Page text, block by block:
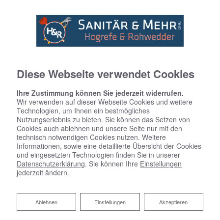
Fördermittel für barrierefreie
Bäder
Diese Webseite verwendet Cookies
Ihre Zustimmung können Sie jederzeit widerrufen.
Wir verwenden auf dieser Webseite Cookies und weitere
Technologien, um Ihnen ein bestmögliches
Nutzungserlebnis zu bieten. Sie können das Setzen von
Cookies auch ablehnen und unsere Seite nur mit den
technisch notwendigen Cookies nutzen. Weitere
Informationen, sowie eine detaillierte Übersicht der Cookies
und eingesetzten Technologien finden Sie in unserer
Datenschutzerklärung. Sie können Ihre Einstellungen
jederzeit ändern.
Akzeptieren
Einstellungen
Ablehnen
Ablehnen